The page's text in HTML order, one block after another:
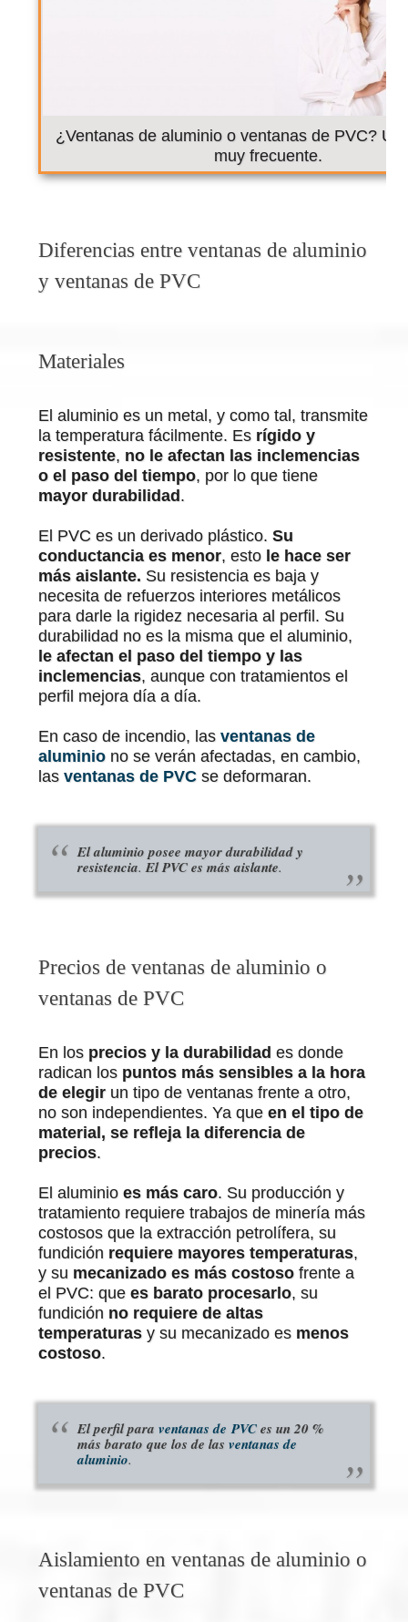
¿Ventanas de aluminio o ventanas de PVC?
muy frecuente.
Diferencias entre ventanas de aluminio
y ventanas de PVC
Materiales
El aluminio es un metal, y como tal, transmite
la temperatura fácilmente. Es rígido y
resistente, no le afectan las inclemencias
o el paso del tiempo, por lo que tiene
mayor durabilidad .
El PVC es un derivado plástico.Su
conductancia es menor, esto le hace ser
más aislante. Su resistencia es baja y
necesita de refuerzos interiores metálicos
para darle la rigidez necesaria al perfil. Su
durabilidad no es la misma que el aluminio,
le afectan el paso del tiempo y las
inclemencias, aunque con tratamientos el
perfil mejora día a día.
En caso de incendio, lasventanas de
aluminio no se verán afectadas, en cambio,
lasventanas de PVC se deformaran.
El aluminio posee mayor durabilidad y
resistencia.El PVC es más aislante.
Precios de ventanas de aluminio o
ventanas de PVC
En los precios y la durabilidad es donde
radican los puntos más sensibles a la hora
de elegir un tipo de ventanas frente a otro,
no son independientes. Ya queen el tipo de
material, se refleja la diferencia de
precios.
El aluminio es más caro. Su producción y
tratamiento requiere trabajos de minería más
costosos que la extracción petrolífera, su
fundición requiere mayores temperaturas,
y su mecanizado es más costoso frente a
el PVC: quees barato procesarlo, su
fundición no requiere de altas
temperaturas y su mecanizado es menos
costoso.
El perfil paraventanas de PVCes un 20 %
más barato que los de lasventanas de
aluminio.
Aislamiento en ventanas de aluminio o
ventanas de PVC